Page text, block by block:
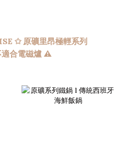
✩ 原礦里昂極輕系列
合電磁爐 ⚠